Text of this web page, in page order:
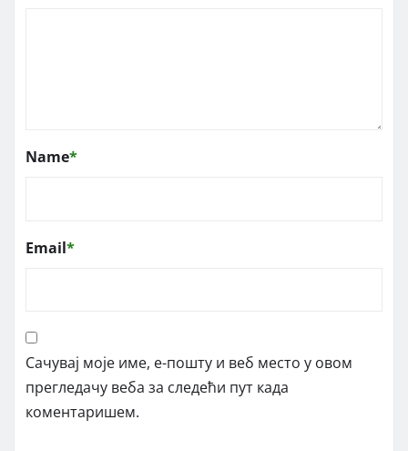
Name*
Email*
Сачувај моје име, е-пошту и веб место у овом
прегледачу веба за следећи пут када
коментаришем.